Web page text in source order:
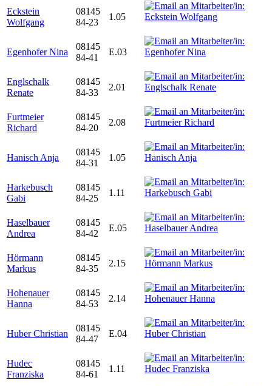
Eckstein
Wolfgang
08145
84-23
1.05
Egenhofer Nina
08145
84-41
E.03
Englschalk
Renate
08145
84-33
2.01
Furtmeier
Richard
08145
84-20
2.08
Hanisch Anja
08145
84-31
1.05
Harkebusch
Gabi
08145
84-25
1.11
Haselbauer
Andrea
08145
84-42
E.05
Hörmann
Markus
08145
84-35
2.15
Hohenauer
Hanna
08145
84-53
2.14
Huber Christian
08145
84-47
E.04
Hudec
Franziska
08145
84-61
1.11